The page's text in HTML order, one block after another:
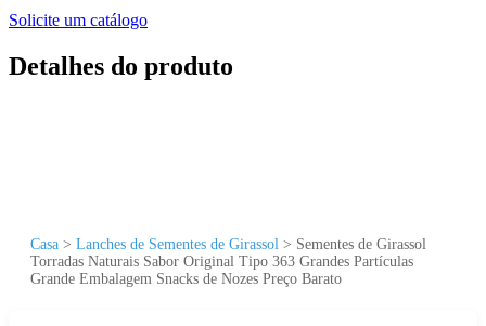
Solicite um catálogo
Detalhes do produto
Casa > Lanches de Sementes de Girassol > Sementes de Girassol
Torradas Naturais Sabor Original Tipo 363 Grandes Partículas
Grande Embalagem Snacks de Nozes Preço Barato